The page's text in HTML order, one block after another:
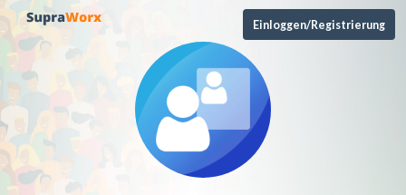
Einloggen/Registrierung